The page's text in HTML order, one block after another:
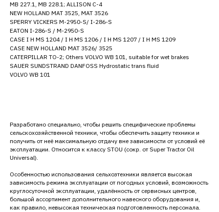
MB 227.1, MB 228.1; ALLISON C-4
NEW HOLLAND MAT 3525, MAT 3526
SPERRY VICKERS M-2950-S/ I-286-S
EATON I-286-S / M-2950-S
CASE I H MS 1204 / I H MS 1206 / I H MS 1207 / I H MS 1209
CASE NEW HOLLAND MAT 3526/ 3525
CATERPILLAR TO-2; Others VOLVO WB 101, suitable for wet brakes
SAUER SUNDSTRAND DANFOSS Hydrostatic trans fluid
VOLVO WB 101
Разработано специально, чтобы решить специфические проблемы
сельскохозяйственной техники, чтобы обеспечить защиту техники и
получить от неё максимальную отдачу вне зависимости от условий её
эксплуатации. Относится к классу STOU (сокр. от Super Tractor Oil
Universal).
Особенностью использования сельхозтехники является высокая
зависимость режима эксплуатации от погодных условий, возможность
круглосуточной эксплуатации, удалённость от сервисных центров,
большой ассортимент дополнительного навесного оборудования и,
как правило, невысокая техническая подготовленность персонала.